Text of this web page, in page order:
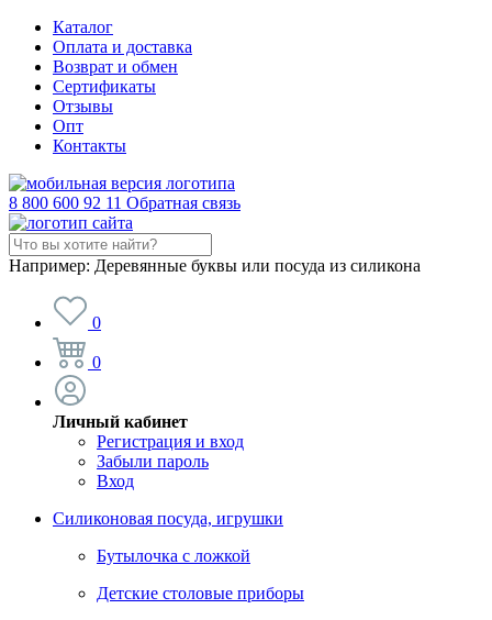
Каталог
Оплата и доставка
Возврат и обмен
Сертификаты
Отзывы
Опт
Контакты
8 800 600 92 11 Обратная связь
Например: Деревянные буквы или посуда из силикона
0
0
Личный кабинет
Регистрация и вход
Забыли пароль
Вход
Силиконовая посуда, игрушки
Бутылочка с ложкой
Детские столовые приборы